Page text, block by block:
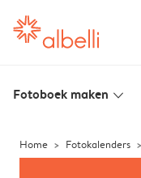
Fotoboek maken slim_arrow_down
Home Fotokalenders